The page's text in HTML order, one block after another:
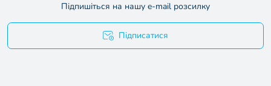
Підпишіться на нашу e-mail розсилку
Підписатися